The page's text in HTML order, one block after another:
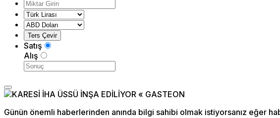
Satış
Alış
Günün önemli haberlerinden anında bilgi sahibi olmak istiyorsanız eğer